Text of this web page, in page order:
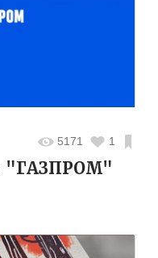
5171 1
"ГАЗПРОМ"